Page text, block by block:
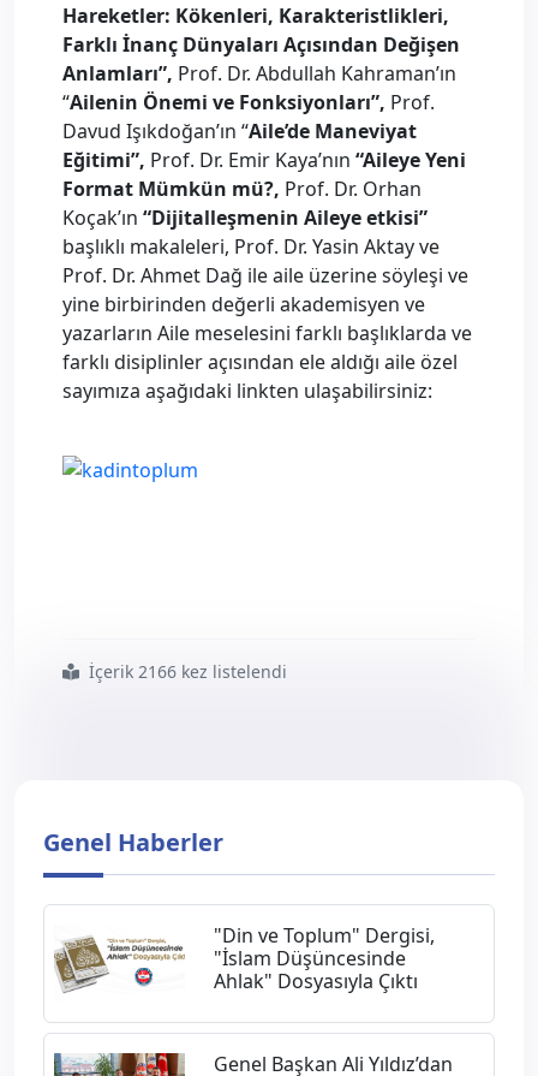
Hareketler: Kökenleri, Karakteristlikleri,
Farklı İnanç Dünyaları Açısından Değişen
Anlamları”, Prof. Dr. Abdullah Kahraman’ın
“Ailenin Önemi ve Fonksiyonları”, Prof.
Davud Işıkdoğan’ın “Aile’de Maneviyat
Eğitimi”, Prof. Dr. Emir Kaya’nın “Aileye Yeni
Format Mümkün mü?, Prof. Dr. Orhan
Koçak’ın “Dijitalleşmenin Aileye etkisi”
başlıklı makaleleri, Prof. Dr. Yasin Aktay ve
Prof. Dr. Ahmet Dağ ile aile üzerine söyleşi ve
yine birbirinden değerli akademisyen ve
yazarların Aile meselesini farklı başlıklarda ve
farklı disiplinler açısından ele aldığı aile özel
sayımıza aşağıdaki linkten ulaşabilirsiniz:
#kadın
#ve
#toplum
#aile
#özel
#sayımız
#çıktıİçerik 2166 kez listelendi
Genel Haberler
"Din ve Toplum" Dergisi,
"İslam Düşüncesinde
Ahlak" Dosyasıyla Çıktı
Genel Başkan Ali Yıldız’dan